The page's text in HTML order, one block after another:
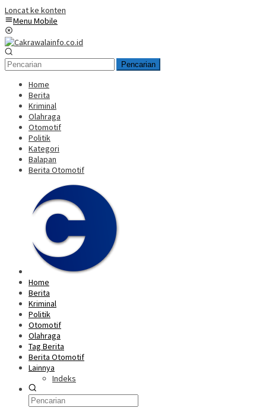
Loncat ke konten
Menu Mobile
Pencarian
Home
Berita
Kriminal
Olahraga
Otomotif
Politik
Kategori
Balapan
Berita Otomotif
Home
Berita
Kriminal
Politik
Otomotif
Olahraga
Tag Berita
Berita Otomotif
Lainnya
Indeks